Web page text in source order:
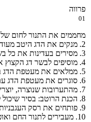
פרווה
01
מחממים את התנור לחום של 150 מעלות.
2. מנקים את הדג היטב מעודפי קשקשים ושוטפים אותו מבפנים ומבחוץ
3. מסירים בעדינות את כל בשר הדג מבפנים (משאירים את המעטפת שלמה) וקוצצים את בשר הדג דק בעזרת סכין חדה.
4. מוסיפים לבשר דג הקצוץ את האגוזים, הכוסברה, הפטרוזיליה, הפלפל החריף והתבלינים.
5. ממלאים את מעטפת הדג בתערובת הדג והאגוזים, מהראש עד הזנב. לא משתמשים בכל התערובת שכן חלקה יהפוך לקציצות.
6. סוגרים את מעטפת הדג עם קיסמים.
7. מהתערובות שנוצרה, יוצרים בעזרת ידיים רטובות קציצות עגולות ומניחים אותן במקרר עד שיכנסו לסיר.
8. הכנת הרוטב: בסיר שיכול להיכנס לתנור, מניחים את הפלפלים החריפים, הגמבות, עלי הדפנה, הפלפל האנגלי ועשבי התיבול, מעליהם מניחים את הדג וסביבו מסדרים את הקציצות.
9. פותחים את רסק העגבניות בקערה עם קצת מים, מוסיפים פנימה את הסוכר, הפפריקה והכורכום ויוצקים מעל הירקות שבסיר.
10. מעבירים לתנור החם ואופים כרבע שעה, אחריה מסירים את הכיסוי ומבשלים חצי שעה נוספת, מכבים את התנור ומשאירים את הסיר בתנור החם רבע שעה נוספת להשחמה